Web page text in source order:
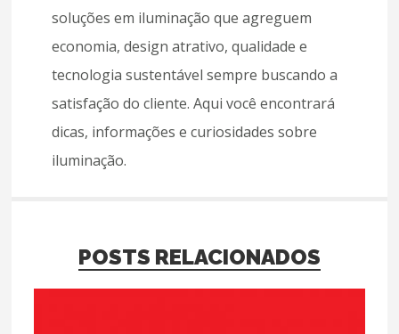
soluções em iluminação que agreguem
economia, design atrativo, qualidade e
tecnologia sustentável sempre buscando a
satisfação do cliente. Aqui você encontrará
dicas, informações e curiosidades sobre
iluminação.
POSTS RELACIONADOS